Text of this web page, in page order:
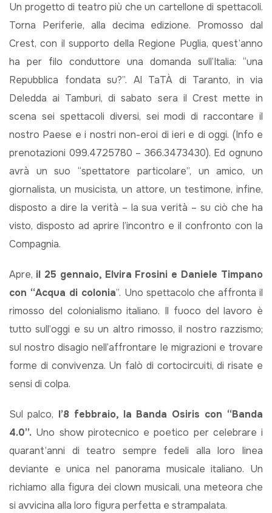
Un progetto di teatro più che un cartellone di spettacoli.
Torna Periferie, alla decima edizione. Promosso dal
Crest, con il supporto della Regione Puglia, quest’anno
ha per filo conduttore una domanda sull’Italia: “una
Repubblica fondata su?”. Al TaTÀ di Taranto, in via
Deledda ai Tamburi, di sabato sera il Crest mette in
scena sei spettacoli diversi, sei modi di raccontare il
nostro Paese e i nostri non-eroi di ieri e di oggi. (Info e
prenotazioni 099.4725780 – 366.3473430). Ed ognuno
avrà un suo “spettatore particolare”, un amico, un
giornalista, un musicista, un attore, un testimone, infine,
disposto a dire la verità – la sua verità – su ciò che ha
visto, disposto ad aprire l’incontro e il confronto con la
Compagnia.
Apre, il 25 gennaio, Elvira Frosini e Daniele Timpano
con “Acqua di colonia”. Uno spettacolo che affronta il
rimosso del colonialismo italiano. Il fuoco del lavoro è
tutto sull’oggi e su un altro rimosso, il nostro razzismo;
sul nostro disagio nell’affrontare le migrazioni e trovare
forme di convivenza. Un falò di cortocircuiti, di risate e
sensi di colpa.
Sul palco, l’8 febbraio, la Banda Osiris con “Banda
4.0”. Uno show pirotecnico e poetico per celebrare i
quarant’anni di teatro sempre fedeli alla loro linea
deviante e unica nel panorama musicale italiano. Un
richiamo alla figura dei clown musicali, una meteora che
si avvicina alla loro figura perfetta e strampalata.